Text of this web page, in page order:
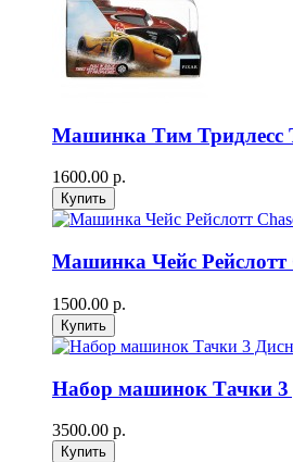
Машинка Тим Тридлесс
1600.00 р.
Машинка Чейс Рейслотт
1500.00 р.
Набор машинок Тачки 3
3500.00 р.